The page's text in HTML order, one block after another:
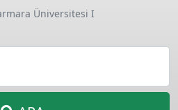
Üniversitesi I